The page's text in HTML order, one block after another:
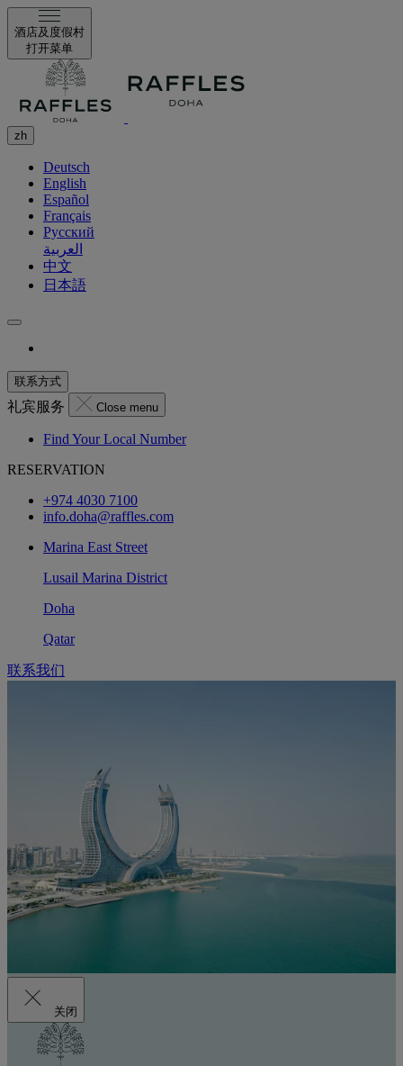
酒店及度假村
打开菜单
zh
Deutsch
English
Español
Français
Русский
العربية
中文
日本語
联系方式
礼宾服务 Close menu
Find Your Local Number
RESERVATION
+974 4030 7100
info.doha@raffles.com
Marina East Street
Lusail Marina District
Doha
Qatar
联系我们
关闭